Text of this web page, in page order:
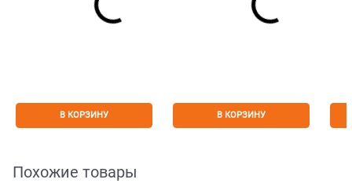
В КОРЗИНУ В КОРЗИНУ
Похожие товары